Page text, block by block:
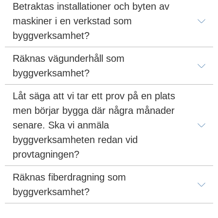
Betraktas installationer och byten av
maskiner i en verkstad som
byggverksamhet?
Räknas vägunderhåll som
byggverksamhet?
Låt säga att vi tar ett prov på en plats
men börjar bygga där några månader
senare. Ska vi anmäla
byggverksamheten redan vid
provtagningen?
Räknas fiberdragning som
byggverksamhet?